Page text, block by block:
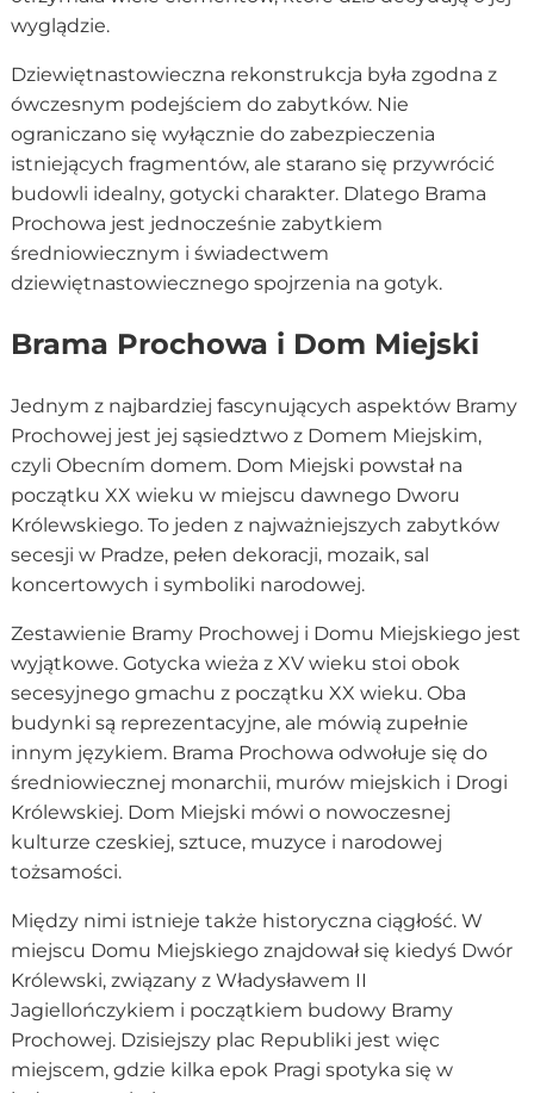
wyglądzie.
Dziewiętnastowieczna rekonstrukcja była zgodna z
ówczesnym podejściem do zabytków. Nie
ograniczano się wyłącznie do zabezpieczenia
istniejących fragmentów, ale starano się przywrócić
budowli idealny, gotycki charakter. Dlatego Brama
Prochowa jest jednocześnie zabytkiem
średniowiecznym i świadectwem
dziewiętnastowiecznego spojrzenia na gotyk.
Brama Prochowa i Dom Miejski
Jednym z najbardziej fascynujących aspektów Bramy
Prochowej jest jej sąsiedztwo z Domem Miejskim,
czyli Obecním domem. Dom Miejski powstał na
początku XX wieku w miejscu dawnego Dworu
Królewskiego. To jeden z najważniejszych zabytków
secesji w Pradze, pełen dekoracji, mozaik, sal
koncertowych i symboliki narodowej.
Zestawienie Bramy Prochowej i Domu Miejskiego jest
wyjątkowe. Gotycka wieża z XV wieku stoi obok
secesyjnego gmachu z początku XX wieku. Oba
budynki są reprezentacyjne, ale mówią zupełnie
innym językiem. Brama Prochowa odwołuje się do
średniowiecznej monarchii, murów miejskich i Drogi
Królewskiej. Dom Miejski mówi o nowoczesnej
kulturze czeskiej, sztuce, muzyce i narodowej
tożsamości.
Między nimi istnieje także historyczna ciągłość. W
miejscu Domu Miejskiego znajdował się kiedyś Dwór
Królewski, związany z Władysławem II
Jagiellończykiem i początkiem budowy Bramy
Prochowej. Dzisiejszy plac Republiki jest więc
miejscem, gdzie kilka epok Pragi spotyka się w